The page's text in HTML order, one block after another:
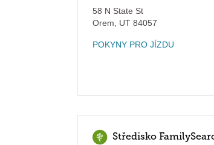
58 N State St
Orem
UT 84057
POKYNY PRO JÍZDU
Středisko